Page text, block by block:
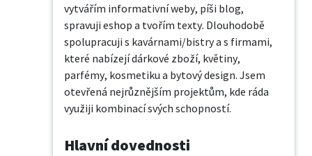
vytvářím informativní weby, píši blog,
spravuji eshop a tvořím texty. Dlouhodobě
spolupracuji s kavárnami/bistry a s firmami,
které nabízejí dárkové zboží, květiny,
parfémy, kosmetiku a bytový design. Jsem
otevřená nejrůznějším projektům, kde ráda
využiji kombinací svých schopností.
Hlavní dovednosti